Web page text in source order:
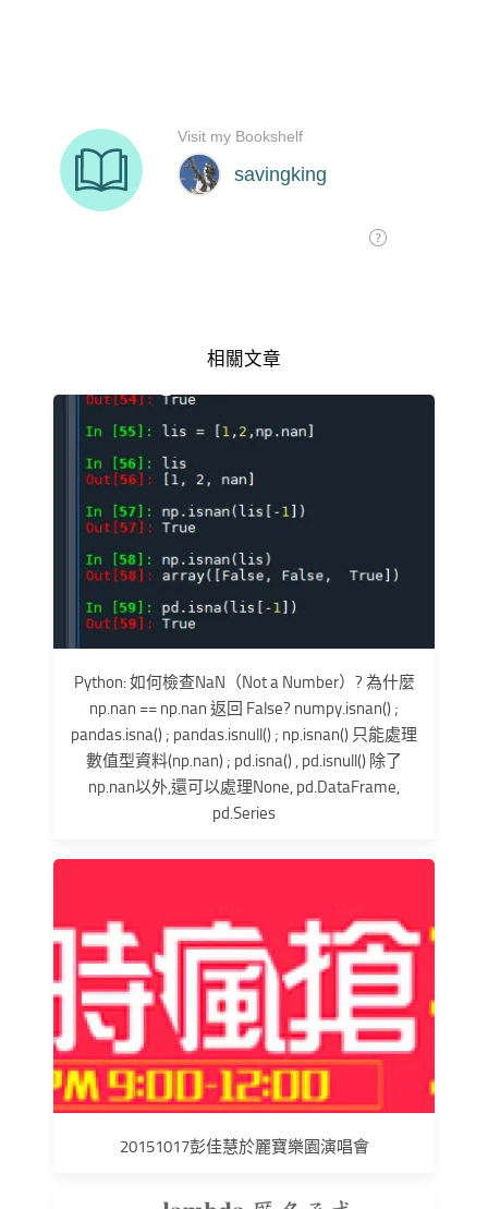
相關文章
Python: 如何檢查NaN（Not a Number）? 為什麼
np.nan == np.nan 返回 False? numpy.isnan() ;
pandas.isna() ; pandas.isnull() ; np.isnan() 只能處理
數值型資料(np.nan) ; pd.isna() , pd.isnull() 除了
np.nan以外,還可以處理None, pd.DataFrame,
pd.Series
20151017彭佳慧於麗寶樂園演唱會